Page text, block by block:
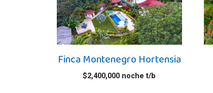
Finca Montenegro Hortensia
$2,400,000 noche t/b